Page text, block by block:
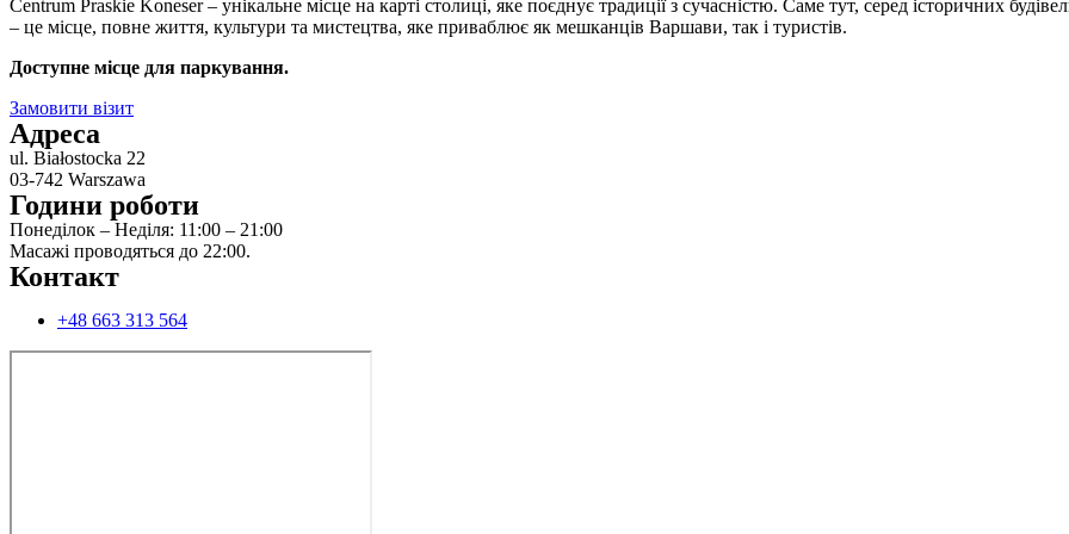
Centrum Praskie Koneser – унікальне місце на карті столиці, яке поєднує традиції з сучасністю. Саме тут, серед історичних
– це місце, повне життя, культури та мистецтва, яке приваблює як мешканців Варшави, так і туристів.
Доступне місце для паркування.
Замовити візит
Адреса
ul. Białostocka 22
03-742 Warszawa
Години роботи
Понеділок – Неділя: 11:00 – 21:00
Масажі проводяться до 22:00.
Контакт
+48 663 313 564